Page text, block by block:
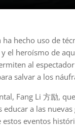
hecho uso de
el heroísmo de
al
salvar a los
Fang Li 方励,
educar a las
eventos